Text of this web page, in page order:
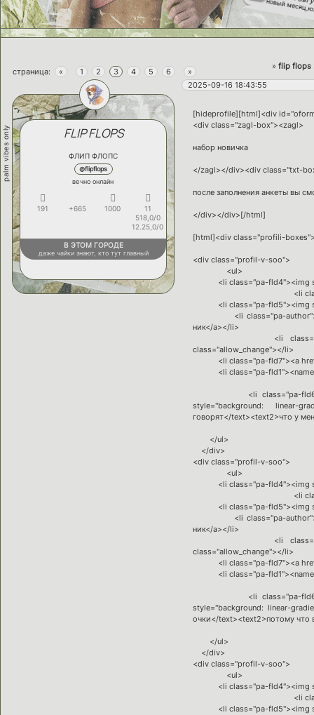
новый
29/07 список
профили
29/07 новый факт
новая
детали о
» flip flops
страница: « 1 2 3 4 5 6
»
2025-09-16 18:43:55
palm vibes only FLIP FLOPS
ФЛИП ФЛОПС
@flipflops
вечно онлайн
191 +665 1000
11
518,0/0
12.25,0/0
В ЭТОМ ГОРОДЕ
даже чайки знают, кто тут главный
[hideprofile][html]<div
<div class="zagl-box"><zagl>
набор новичка
</zagl></div><div class="txt-
после заполнения анкеты вы
</div></div>[/html]
[html]<div class="profili-
<div class="profil-v-soo">
<ul>
<li class="pa-fld4"><img
<li class="pa-
<li class="pa-fld5"><img
<li class="pa-
ник</a></li>
<li class="pa-avatar
class="allow_change"></li>
<li class="pa-fld7"><a
<li class="pa-
<li class="pa-fld6"><a
style="background: linear-
говорят</text><text2>что у
</ul>
</div>
<div class="profil-v-soo">
<ul>
<li class="pa-fld4"><img
<li class="pa-
<li class="pa-fld5"><img
<li class="pa-
ник</a></li>
<li class="pa-avatar
class="allow_change"></li>
<li class="pa-fld7"><a
<li class="pa-
<li class="pa-fld6"><a
style="background: linear-
очки</text><text2>потому что
</ul>
</div>
<div class="profil-v-soo">
<ul>
<li class="pa-fld4"><img
<li class="pa-
<li class="pa-fld5"><img